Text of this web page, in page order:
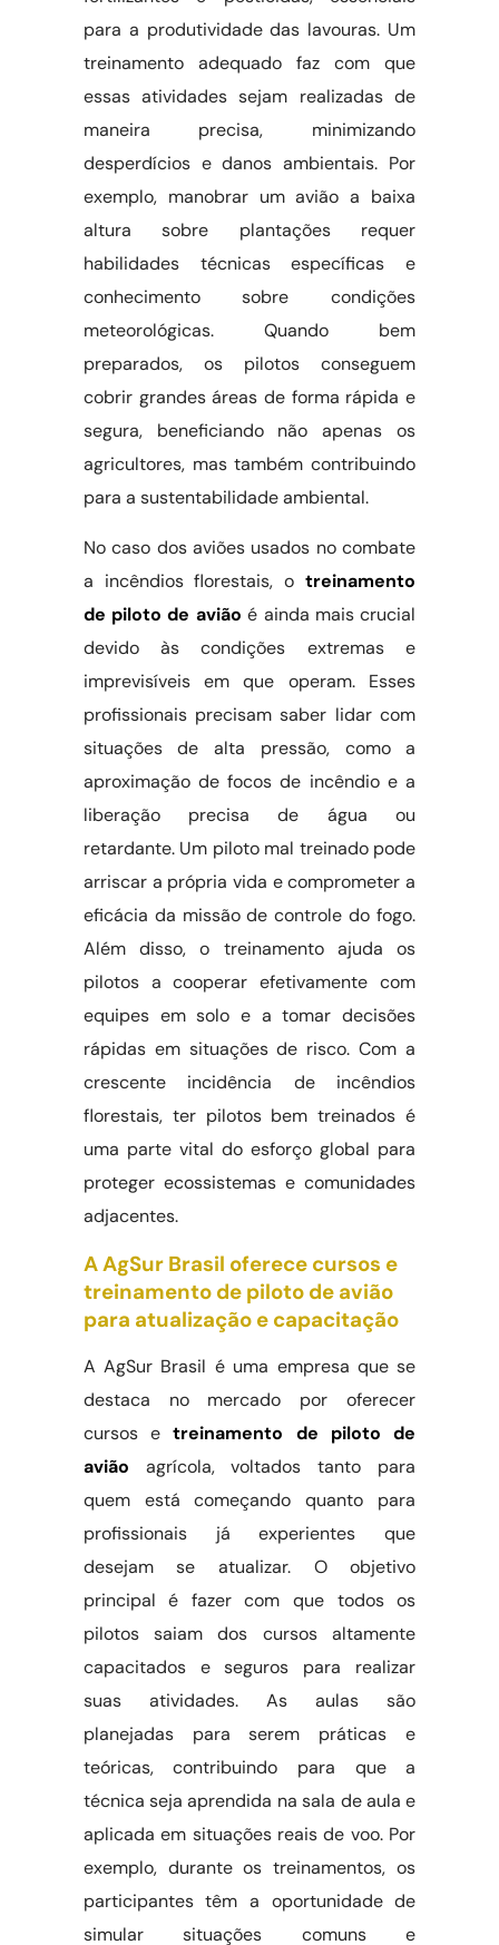
para a produtividade das lavouras. Um
treinamento adequado faz com que
essas atividades sejam realizadas de
maneira precisa, minimizando
desperdícios e danos ambientais. Por
exemplo, manobrar um avião a baixa
altura sobre plantações requer
habilidades técnicas específicas e
conhecimento sobre condições
meteorológicas. Quando bem
preparados, os pilotos conseguem
cobrir grandes áreas de forma rápida e
segura, beneficiando não apenas os
agricultores, mas também contribuindo
para a sustentabilidade ambiental.
No caso dos aviões usados no combate
a incêndios florestais, otreinamento
de piloto de avião é ainda mais crucial
devido às condições extremas e
imprevisíveis em que operam. Esses
profissionais precisam saber lidar com
situações de alta pressão, como a
aproximação de focos de incêndio e a
liberação precisa de água ou
retardante. Um piloto mal treinado pode
arriscar a própria vida e comprometer a
eficácia da missão de controle do fogo.
Além disso, o treinamento ajuda os
pilotos a cooperar efetivamente com
equipes em solo e a tomar decisões
rápidas em situações de risco. Com a
crescente incidência de incêndios
florestais, ter pilotos bem treinados é
uma parte vital do esforço global para
proteger ecossistemas e comunidades
adjacentes.
A AgSur Brasil oferece cursos e
treinamento de piloto de avião
para atualização e capacitação
A AgSur Brasil é uma empresa que se
destaca no mercado por oferecer
cursos etreinamento de piloto de
avião agrícola, voltados tanto para
quem está começando quanto para
profissionais já experientes que
desejam se atualizar. O objetivo
principal é fazer com que todos os
pilotos saiam dos cursos altamente
capacitados e seguros para realizar
suas atividades. As aulas são
planejadas para serem práticas e
teóricas, contribuindo para que a
técnica seja aprendida na sala de aula e
aplicada em situações reais de voo. Por
exemplo, durante os treinamentos, os
participantes têm a oportunidade de
simular situações comuns e